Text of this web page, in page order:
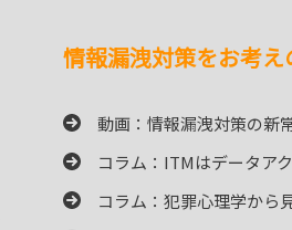
情報漏洩対策をお考え
動画：情報漏洩対策の新
コラム：ITMはデータア
コラム：犯罪心理学から